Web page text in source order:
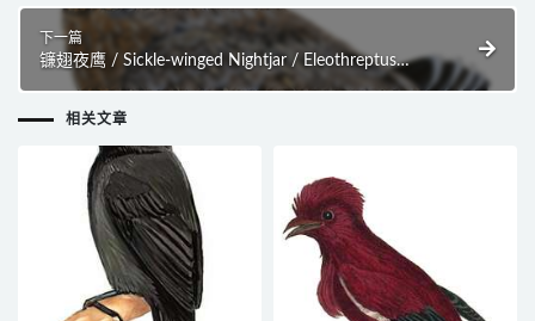
下一篇
镰翅夜鹰 / Sickle-winged Nightjar / Eleothreptus
anomalus
相关文章